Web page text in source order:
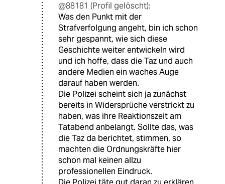
@88181 (Profil gelöscht):
Was den Punkt mit der
Strafverfolgung angeht, bin ich schon
sehr gespannt, wie sich diese
Geschichte weiter entwickeln wird
und ich hoffe, dass die Taz und auch
andere Medien ein waches Auge
darauf haben werden.
Die Polizei scheint sich ja zunächst
bereits in Widersprüche verstrickt zu
haben, was ihre Reaktionszeit am
Tatabend anbelangt. Sollte das, was
die Taz da berichtet, stimmen, so
machten die Ordnungskräfte hier
schon mal keinen allzu
professionellen Eindruck.